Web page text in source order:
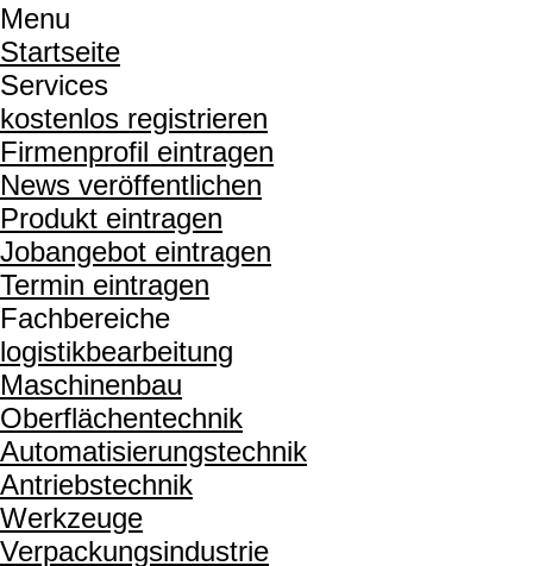
Menu
Startseite
Services
kostenlos registrieren
Firmenprofil eintragen
News veröffentlichen
Produkt eintragen
Jobangebot eintragen
Termin eintragen
Fachbereiche
logistikbearbeitung
Maschinenbau
Oberflächentechnik
Automatisierungstechnik
Antriebstechnik
Werkzeuge
Verpackungsindustrie